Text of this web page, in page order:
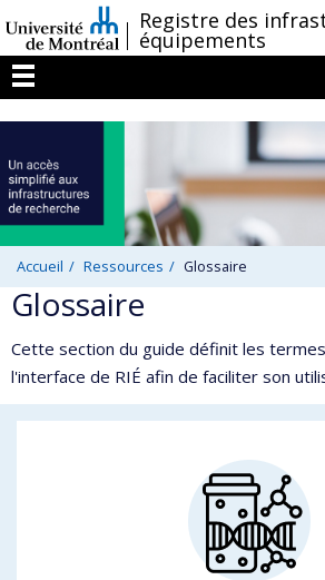
au
contenu
/Registre des
équipements
Menu
Accueil Ressources Glossaire
Glossaire
Cette section du guide définit les
l'interface de RIÉ afin de faciliter son